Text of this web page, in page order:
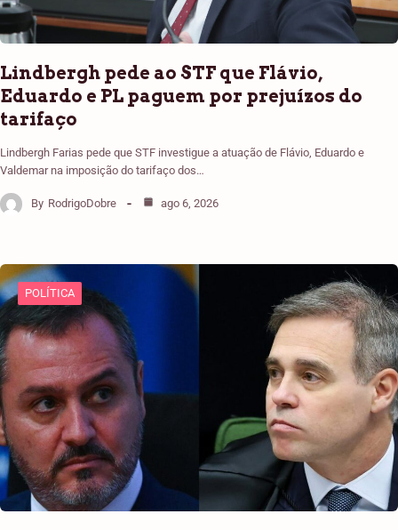
Lindbergh pede ao STF que Flávio,
Eduardo e PL paguem por prejuízos do
tarifaço
Lindbergh Farias pede que STF investigue a atuação de Flávio, Eduardo e
Valdemar na imposição do tarifaço dos…
By RodrigoDobre ago 6, 2026
POLÍTICA